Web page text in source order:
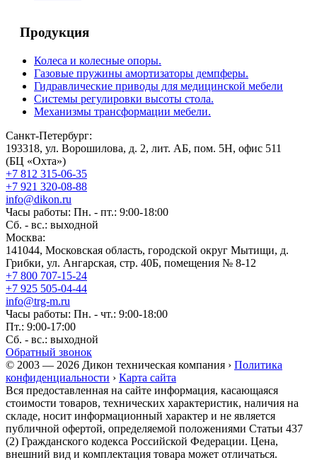
Продукция
Колеса и колесные опоры.
Газовые пружины амортизаторы демпферы.
Гидравлические приводы для медицинской мебели
Системы регулировки высоты стола.
Механизмы трансформации мебели.
Санкт-Петербург:
193318, ул. Ворошилова, д. 2, лит. АБ, пом. 5Н, офис 511
(БЦ «Охта»)
+7 812 315-06-35
+7 921 320-08-88
info@dikon.ru
Часы работы: Пн. - пт.: 9:00-18:00
Сб. - вс.: выходной
Москва:
141044, Московская область, городской округ Мытищи, д.
Грибки, ул. Ангарская, стр. 40Б, помещения № 8-12
+7 800 707-15-24
+7 925 505-04-44
info@trg-m.ru
Часы работы: Пн. - чт.: 9:00-18:00
Пт.: 9:00-17:00
Сб. - вс.: выходной
Обратный звонок
© 2003 — 2026 Дикон техническая компания › Политика
конфиденциальности › Карта сайта
Вся предоставленная на сайте информация, касающаяся
стоимости товаров, технических характеристик, наличия на
складе, носит информационный характер и не является
публичной офертой, определяемой положениями Статьи 437
(2) Гражданского кодекса Российской Федерации. Цена,
внешний вид и комплектация товара может отличаться.